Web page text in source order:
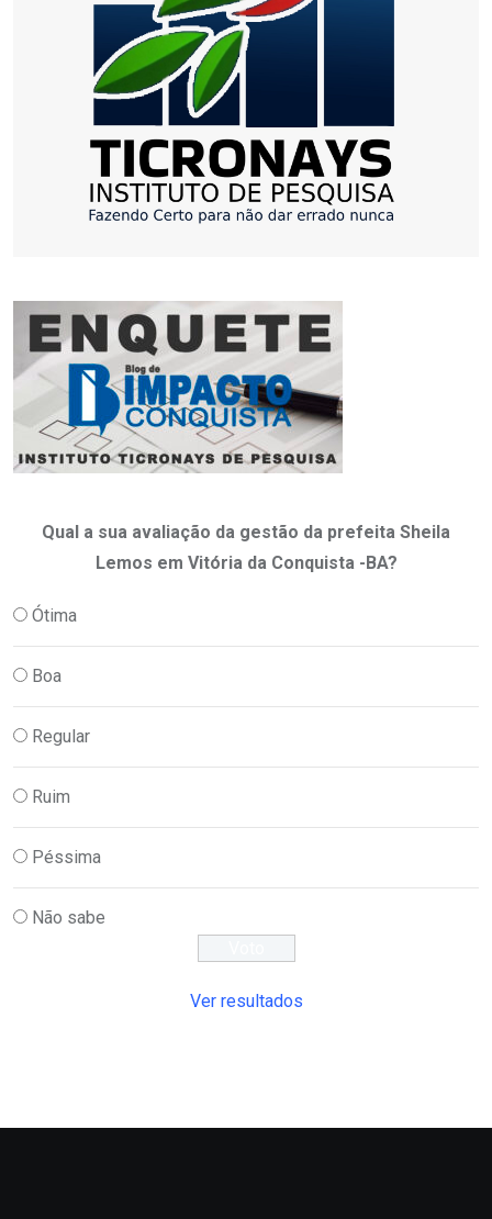
Qual a sua avaliação da gestão da prefeita Sheila
Lemos em Vitória da Conquista -BA?
Ótima
Boa
Regular
Ruim
Péssima
Não sabe
Ver resultados